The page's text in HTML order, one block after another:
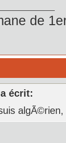
de
écrit: